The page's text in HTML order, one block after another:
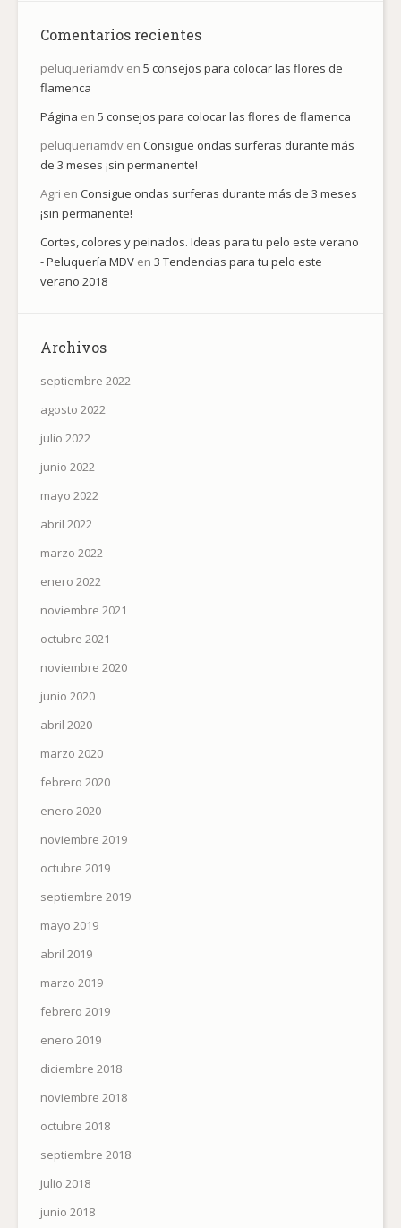
Comentarios recientes
peluqueriamdv en 5 consejos para colocar las flores de
flamenca
Página en 5 consejos para colocar las flores de flamenca
peluqueriamdv en Consigue ondas surferas durante más
de 3 meses ¡sin permanente!
Agri en Consigue ondas surferas durante más de 3 meses
¡sin permanente!
Cortes, colores y peinados. Ideas para tu pelo este verano
- Peluquería MDV en 3 Tendencias para tu pelo este
verano 2018
Archivos
septiembre 2022
agosto 2022
julio 2022
junio 2022
mayo 2022
abril 2022
marzo 2022
enero 2022
noviembre 2021
octubre 2021
noviembre 2020
junio 2020
abril 2020
marzo 2020
febrero 2020
enero 2020
noviembre 2019
octubre 2019
septiembre 2019
mayo 2019
abril 2019
marzo 2019
febrero 2019
enero 2019
diciembre 2018
noviembre 2018
octubre 2018
septiembre 2018
julio 2018
junio 2018